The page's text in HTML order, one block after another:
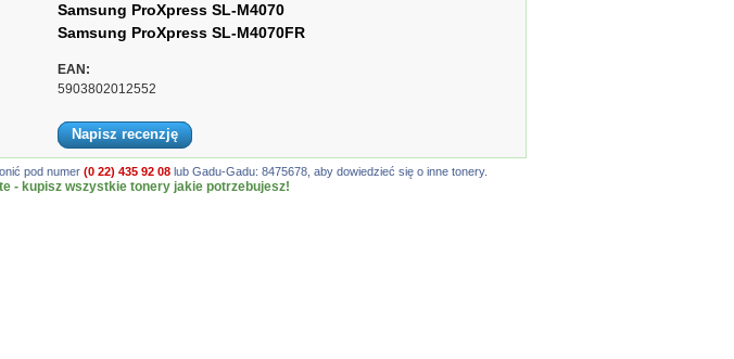
Samsung ProXpress SL-M4070
Samsung ProXpress SL-M4070FR
EAN:
5903802012552
Napisz recenzję
pod numer (0 22) 435 92 08lub Gadu-Gadu: 8475678, aby dowiedzieć się o inne tonery.
- kupisz wszystkie tonery jakie potrzebujesz!